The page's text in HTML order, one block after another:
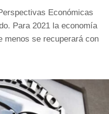
Económicas
Para 2021 la economía
menos se recuperará con